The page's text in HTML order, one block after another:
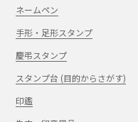
ネームペン
手形・足形スタンプ
慶弔スタンプ
スタンプ台 (目的からさがす)
印鑑